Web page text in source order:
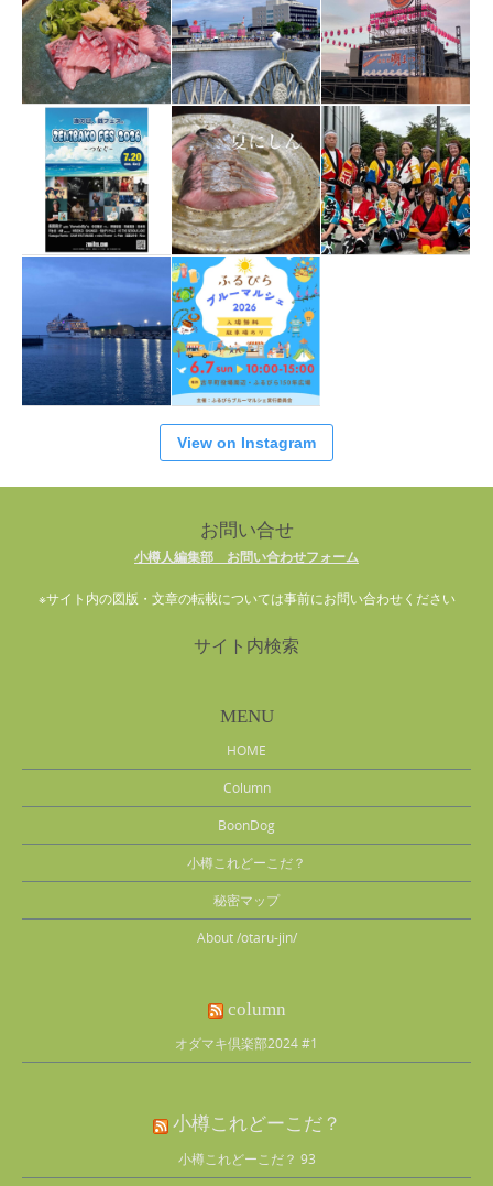
View on Instagram
お問い合せ
小樽人編集部 お問い合わせフォーム
※サイト内の図版・文章の転載については事前にお問い合わせください
サイト内検索
MENU
HOME
Column
BoonDog
小樽これどーこだ？
秘密マップ
About /otaru-jin/
column
オダマキ倶楽部2024 #1
小樽これどーこだ？
小樽これどーこだ？ 93